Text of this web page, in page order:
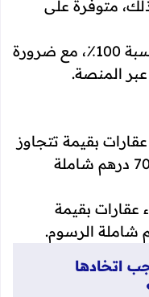
متوفرة على
تتم معالجة الطلبات إلكترونيًا بنسبة 100٪، مع ضرورة
عبر المنصة.
لشراء عقارات بقيمة تتجاوز
300,000 درهم ولا تتعدى 700,000 درهم شاملة
درهم لشراء عقارات بقيمة
اتخادها